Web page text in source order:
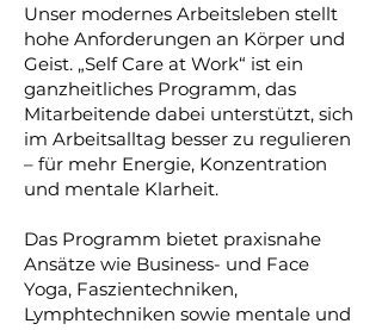
Unser modernes Arbeitsleben stellt
hohe Anforderungen an Körper und
Geist. „Self Care at Work“ ist ein
ganzheitliches Programm, das
Mitarbeitende dabei unterstützt, sich
im Arbeitsalltag besser zu regulieren
– für mehr Energie, Konzentration
und mentale Klarheit.
Das Programm bietet praxisnahe
Ansätze wie Business- und Face
Yoga, Faszientechniken,
Lymphtechniken sowie mentale und